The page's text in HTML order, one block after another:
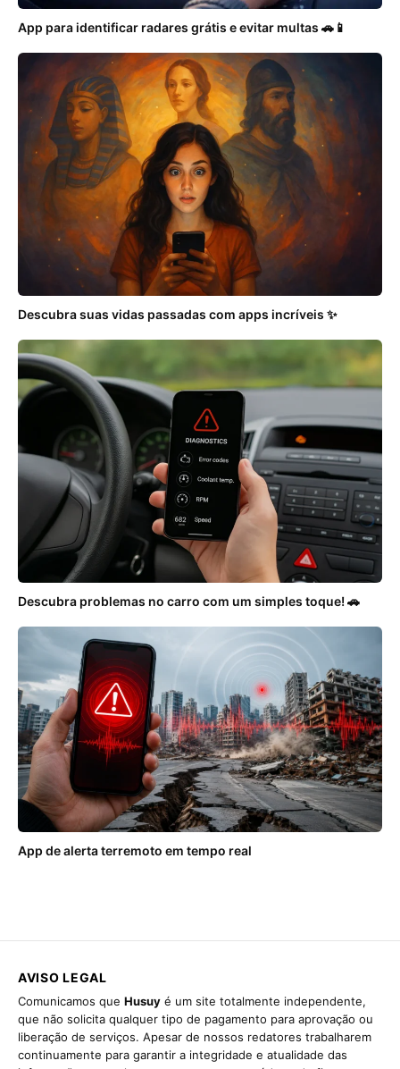
App para identificar radares grátis e evitar multas 🚗📱
Descubra suas vidas passadas com apps incríveis ✨
Descubra problemas no carro com um simples toque! 🚗
App de alerta terremoto em tempo real
AVISO LEGAL
Comunicamos que Husuy é um site totalmente independente,
que não solicita qualquer tipo de pagamento para aprovação ou
liberação de serviços. Apesar de nossos redatores trabalharem
continuamente para garantir a integridade e atualidade das